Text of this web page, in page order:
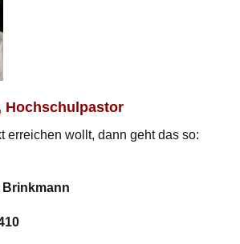
Hochschulpastor
erreichen wollt, dann geht das so:
Brinkmann